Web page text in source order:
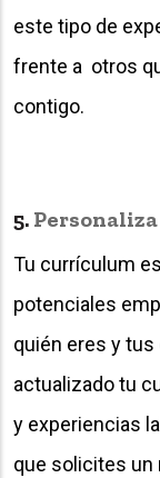
este tipo de
frente a otros
contigo.
5.
Tu currículum
potenciales
quién eres y
actualizado tu
y experiencias
que solicites un